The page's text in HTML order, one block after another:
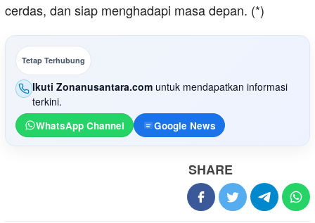
cerdas, dan siap menghadapi masa depan. (*)
Tetap Terhubung
Ikuti Zonanusantara.com untuk mendapatkan informasi
terkini.
WhatsApp Channel Google News
SHARE